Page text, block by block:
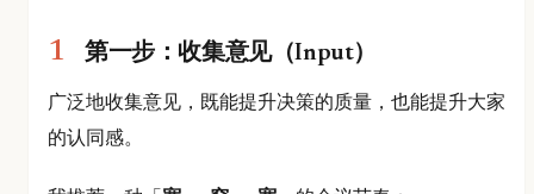
第一步：收集意见（Input）
广泛地收集意见，既能提升决策的质量，也能提升大家
的认同感。